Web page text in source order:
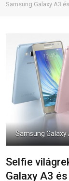
Samsung Galaxy A3
Samsung Galaxy
Selfie
Galaxy A3